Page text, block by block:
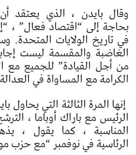
وقال بايدن ، الذي يعتقد
بحاجة إلى “اقتصاد فعال”
في تاريخ الولايات المتحدة.
الغاضبة والمقسمة ليست
من أجل القيادة” للجميع مع
الكرامة مع المساواة في
إنها المرة الثالثة التي يحاول
الرئيس مع باراك أوباما ،
المناسبة ، كما يقول ،
الرئاسية في نوفمبر “مع حزب